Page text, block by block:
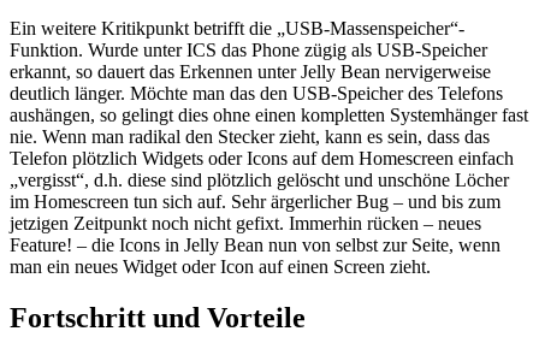
Ein weitere Kritikpunkt betrifft die „USB-Massenspeicher“-
Funktion. Wurde unter ICS das Phone zügig als USB-Speicher
erkannt, so dauert das Erkennen unter Jelly Bean nervigerweise
deutlich länger. Möchte man das den USB-Speicher des Telefons
aushängen, so gelingt dies ohne einen kompletten Systemhänger fast
nie. Wenn man radikal den Stecker zieht, kann es sein, dass das
Telefon plötzlich Widgets oder Icons auf dem Homescreen einfach
„vergisst“, d.h. diese sind plötzlich gelöscht und unschöne Löcher
im Homescreen tun sich auf. Sehr ärgerlicher Bug – und bis zum
jetzigen Zeitpunkt noch nicht gefixt. Immerhin rücken – neues
Feature! – die Icons in Jelly Bean nun von selbst zur Seite, wenn
man ein neues Widget oder Icon auf einen Screen zieht.
Fortschritt und Vorteile